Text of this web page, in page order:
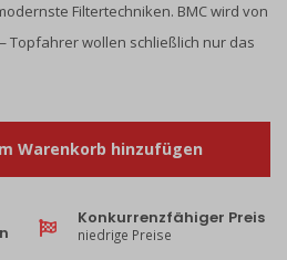
Filtertechniken. BMC wird von
Topfahrer wollen schließlich nur das
Warenkorb hinzufügen
Konkurrenzfähiger Preis
niedrige Preise